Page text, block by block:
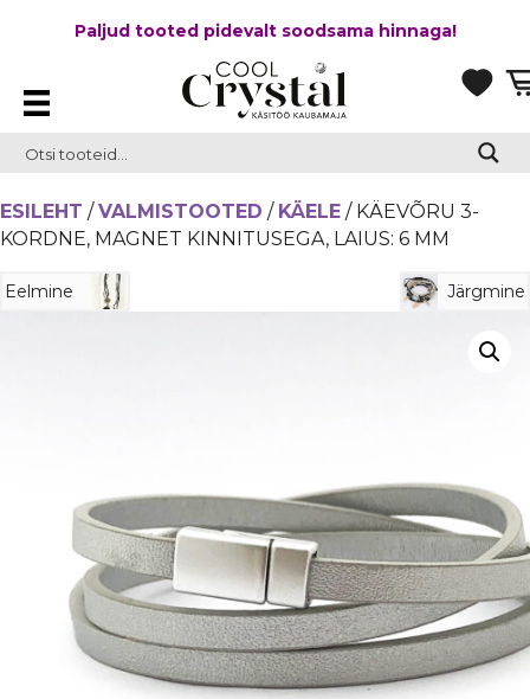
Paljud tooted pidevalt soodsama hinnaga!
ESILEHT / VALMISTOOTED / KÄELE / KÄEVÕRU 3-
KORDNE, MAGNET KINNITUSEGA, LAIUS: 6 MM
Eelmine Järgmine